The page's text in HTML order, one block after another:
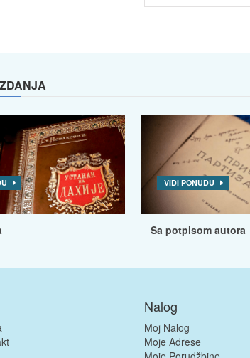
VIDI PONUDU
Sa potpisom autora
Nalog
Moj Nalog
Moje Adrese